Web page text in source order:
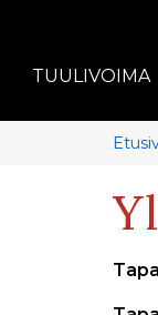
TUULIVOIMA
You
here: